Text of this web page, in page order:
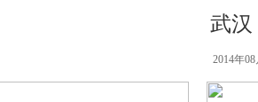
武汉
2014年